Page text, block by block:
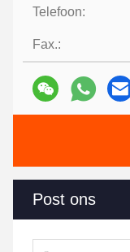
Telefoon:
Fax.:
Post ons